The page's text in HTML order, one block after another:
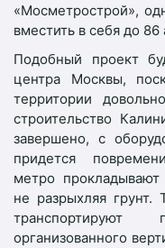
«Мосметрострой»,
вместить в себя до
Подобный проект
центра Москвы,
территории
строительство
завершено, с
придется
метро прокладывают
не разрыхляя грунт.
организованного